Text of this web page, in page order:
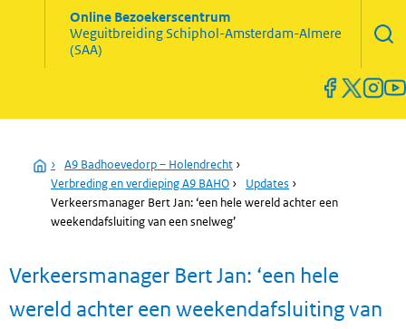
Online Bezoekerscentrum
WeguitbreidingSchiphol-Amsterdam-Almere
(SAA)
Home
› A9 Badhoevedorp – Holendrecht ›
Verbreding en verdieping A9 BAHO › Updates ›
Verkeersmanager Bert Jan: ‘een hele wereld achter een
weekendafsluiting van een snelweg’
Verkeersmanager Bert Jan: ‘een hele
wereld achter een weekendafsluiting van